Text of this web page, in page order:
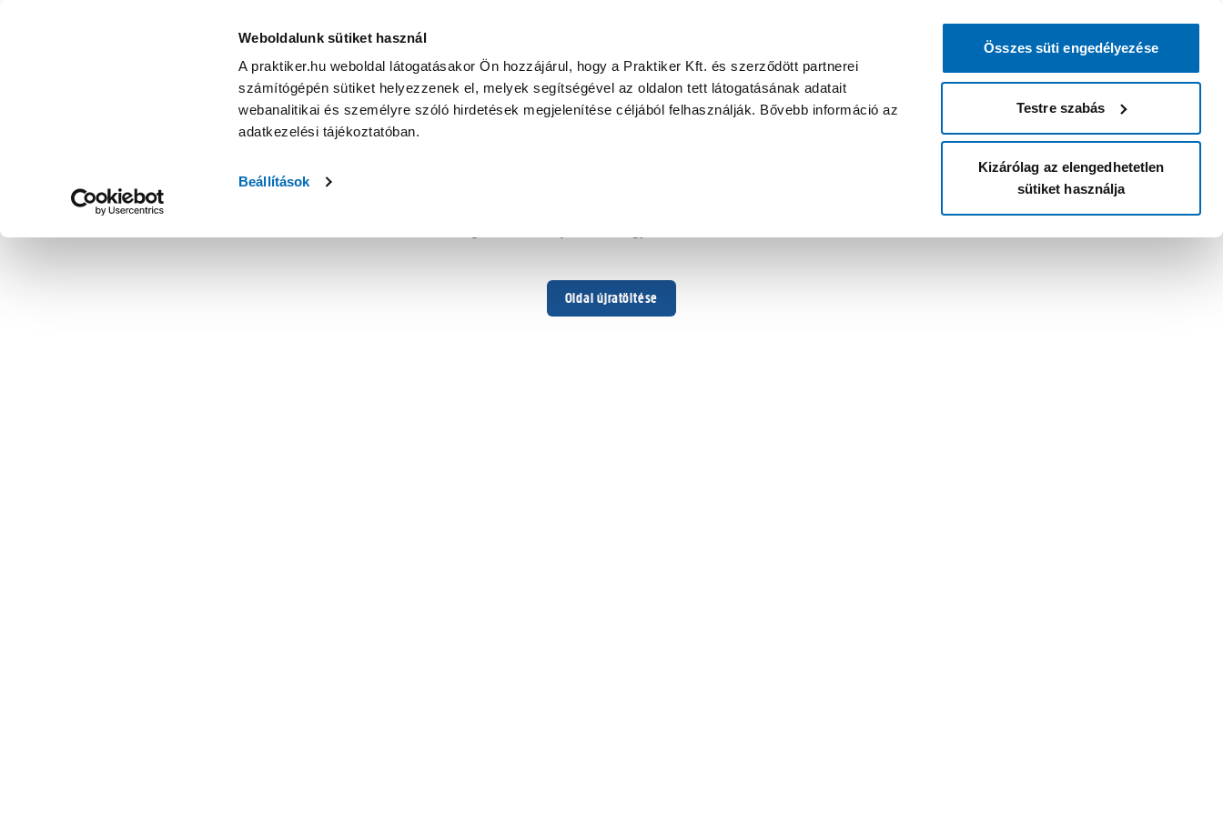
Weboldalunk sütiket használ
A praktiker.hu weboldal látogatásakor Ön hozzájárul, hogy a Praktiker Kft. és szerződött partnerei
számítógépén sütiket helyezzenek el, melyek segítségével az oldalon tett látogatásának adatait
webanalitikai és személyre szóló hirdetések megjelenítése céljából felhasználják. Bővebb információ az
adatkezelési tájékoztatóban.
Beállítások
Összes süti engedélyezése
Testre szabás
Kizárólag az elengedhetetlen
sütiket használja
Oldal újratöltése